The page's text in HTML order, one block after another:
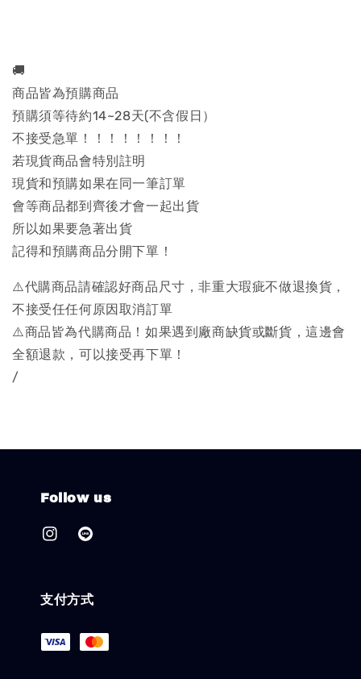
🚚
商品皆為預購商品
預購須等待約14~28天(不含假日）
不接受急單！！！！！！！！
若現貨商品會特別註明
現貨和預購如果在同一筆訂單
會等商品都到齊後才會一起出貨
所以如果要急著出貨
記得和預購商品分開下單！
⚠️代購商品請確認好商品尺寸，非重大瑕疵不做退換貨，
不接受任任何原因取消訂單
⚠️商品皆為代購商品！如果遇到廠商缺貨或斷貨，這邊會
全額退款，可以接受再下單！
/
Follow us
支付方式